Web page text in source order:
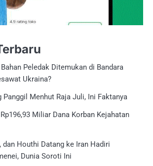
Peledak Ditemukan di Bandara
Ukraina?
Panggil Menhut Raja Juli, Ini Faktanya
Miliar Dana Korban Kejahatan
dan Houthi Datang ke Iran Hadiri
Dunia Soroti Ini